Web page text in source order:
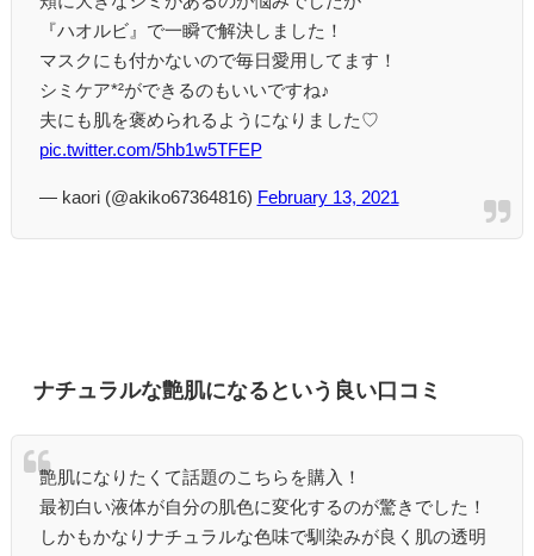
『ハオルビ』で一瞬で解決しました！
マスクにも付かないので毎日愛用してます！
シミケア*²ができるのもいいですね♪
夫にも肌を褒められるようになりました♡
pic.twitter.com/5hb1w5TFEP
— kaori (@akiko67364816) February 13, 2021
ナチュラルな艶肌になるという良い口コミ
艶肌になりたくて話題のこちらを購入！
最初白い液体が自分の肌色に変化するのが驚きでした！
しかもかなりナチュラルな色味で馴染みが良く肌の透明